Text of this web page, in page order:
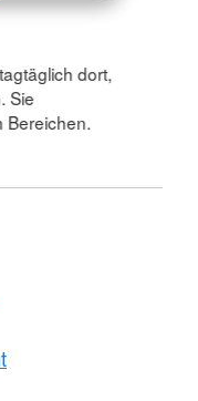
dort,
Sie
Bereichen.